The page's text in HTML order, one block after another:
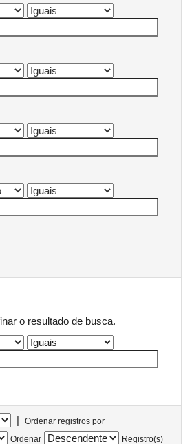
o resultado de busca.
|
Ordenar registros por
Ordenar
Registro(s)